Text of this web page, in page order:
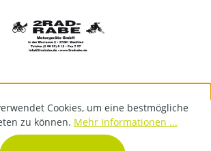
Cookies, um eine bestmögliche
zu können. Mehr Informationen ...